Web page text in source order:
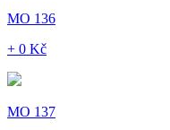
MO 136
+ 0 Kč
MO 137